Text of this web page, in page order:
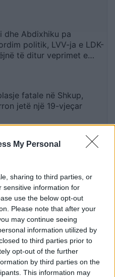
My Personal
sharing to third parties, or
sensitive information for
use the below opt-out
Please note that after your
may continue seeing
information utilized by
to third parties prior to
opt-out of the further
by third parties on the
This information may
dhe Abdixhiku pa
politik, LVV-ja e LDK-
të ditur veprimet e
fatale në Shkup,
jetë një 19-vjeçar
Madridin për çështjen